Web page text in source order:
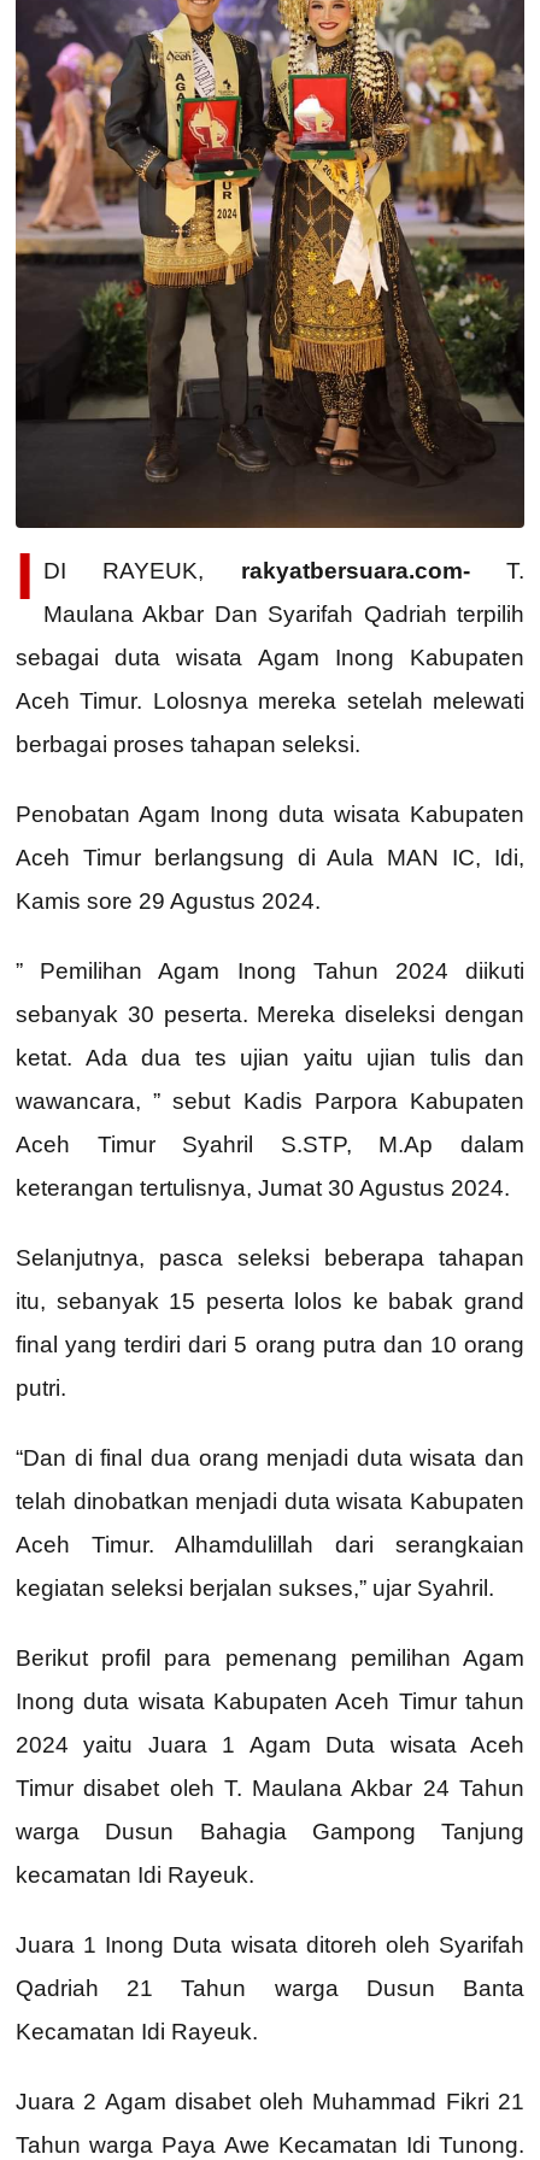
I DI RAYEUK, rakyatbersuara.com-T.
Maulana Akbar Dan Syarifah Qadriah terpilih
sebagai duta wisata Agam Inong Kabupaten
Aceh Timur. Lolosnya mereka setelah melewati
berbagai proses tahapan seleksi.
Penobatan Agam Inong duta wisata Kabupaten
Aceh Timur berlangsung di Aula MAN IC, Idi,
Kamis sore 29 Agustus 2024.
” Pemilihan Agam Inong Tahun 2024 diikuti
sebanyak 30 peserta. Mereka diseleksi dengan
ketat. Ada dua tes ujian yaitu ujian tulis dan
wawancara, ” sebut Kadis Parpora Kabupaten
Aceh Timur Syahril S.STP, M.Ap dalam
keterangan tertulisnya, Jumat 30 Agustus 2024.
Selanjutnya, pasca seleksi beberapa tahapan
itu, sebanyak 15 peserta lolos ke babak grand
final yang terdiri dari 5 orang putra dan 10 orang
putri.
“Dan di final dua orang menjadi duta wisata dan
telah dinobatkan menjadi duta wisata Kabupaten
Aceh Timur. Alhamdulillah dari serangkaian
kegiatan seleksi berjalan sukses,” ujar Syahril.
Berikut profil para pemenang pemilihan Agam
Inong duta wisata Kabupaten Aceh Timur tahun
2024 yaitu Juara 1 Agam Duta wisata Aceh
Timur disabet oleh T. Maulana Akbar 24 Tahun
warga Dusun Bahagia Gampong Tanjung
kecamatan Idi Rayeuk.
Juara 1 Inong Duta wisata ditoreh oleh Syarifah
Qadriah 21 Tahun warga Dusun Banta
Kecamatan Idi Rayeuk.
Juara 2 Agam disabet oleh Muhammad Fikri 21
Tahun warga Paya Awe Kecamatan Idi Tunong.